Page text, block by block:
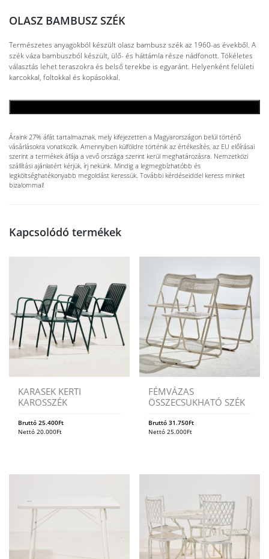
OLASZ BAMBUSZ SZÉK
Természetes anyagokból készült olasz bambusz szék az 1960-as évekből. A
szék váza bambuszból készült, ülő- és háttámla része nádfonott. Tökéletes
választás lehet teraszokra és belső terekbe is egyaránt. Helyenként felületi
karcokkal, foltokkal és kopásokkal.
Áraink 27% áfát tartalmaznak, mely kifejezetten a Magyarországon belül történő
vásárlásokra vonatkozik. Amennyiben külföldre történik az értékesítés, az EU előírásai
szerint a termékek áfája a vevő országa szerint kerül meghatározásra. Nemzetközi
szállítási ajánlatért kérjük, írj nekünk. Mindig a legmegbízhatóbb és
legköltséghatékonyabb megoldást keressük. További kérdéseiddel keress minket
bizalommal!
Kapcsolódó termékek
KARASEK KERTI
KAROSSZÉK
Bruttó 25.400Ft
Nettó 20.000Ft
FÉMVÁZAS
ÖSSZECSUKHATÓ SZÉK
Bruttó31.750Ft
Nettó25.000Ft